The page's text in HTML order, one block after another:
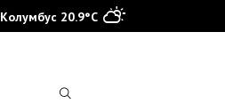
Колумбус 20.9°C